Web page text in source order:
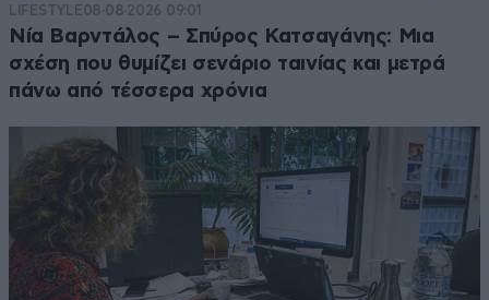
LIFESTYLE08·08·2026 09:01
Νία Βαρντάλος – Σπύρος Κατσαγάνης: Μια
σχέση που θυμίζει σενάριο ταινίας και μετρά
πάνω από τέσσερα χρόνια